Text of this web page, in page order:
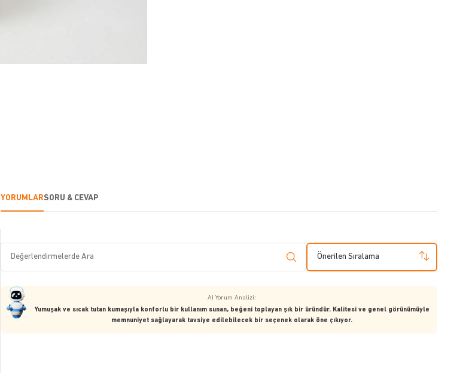
YORUMLARSORU & CEVAP
Önerilen Sıralama
AI Yorum Analizi:
Yumuşak ve sıcak tutan kumaşıyla konforlu bir kullanım sunan, beğeni toplayan şık bir üründür. Kalitesi ve genel görünümüyle
memnuniyet sağlayarak tavsiye edilebilecek bir seçenek olarak öne çıkıyor.